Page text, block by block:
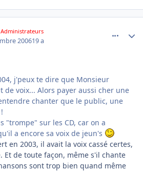
Administrateurs
200619 a
j'peux te dire que Monsieur
de voix... Alors payer aussi cher une
chanter que le public, une
"trompe" sur les CD, car on a
a encore sa voix de jeun's
en 2003, il avait la voix cassé certes,
Et de toute façon, même s'il chante
sont trop bien quand même